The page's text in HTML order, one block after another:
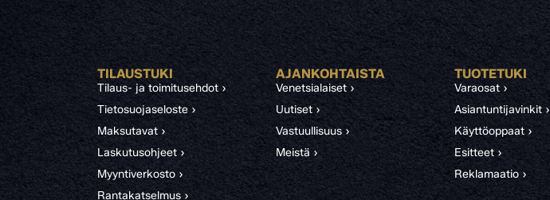
TILAUSTUKI
Tilaus- ja toimitusehdot ›
Tietosuojaseloste ›
Maksutavat ›
Laskutusohjeet ›
Myyntiverkosto ›
Rantakatselmus ›
AJANKOHTAISTA
Venetsialaiset ›
Uutiset ›
Vastuullisuus ›
Meistä ›
TUOTETUKI
Varaosat ›
Asiantuntijavinkit ›
Käyttöoppaat ›
Esitteet ›
Reklamaatio ›